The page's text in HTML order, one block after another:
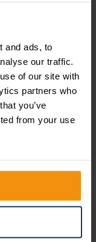
and ads, to
our traffic.
of our site with
partners who
you’ve
from your use
8 biedt
uit AFAS
jouw
impact van
en